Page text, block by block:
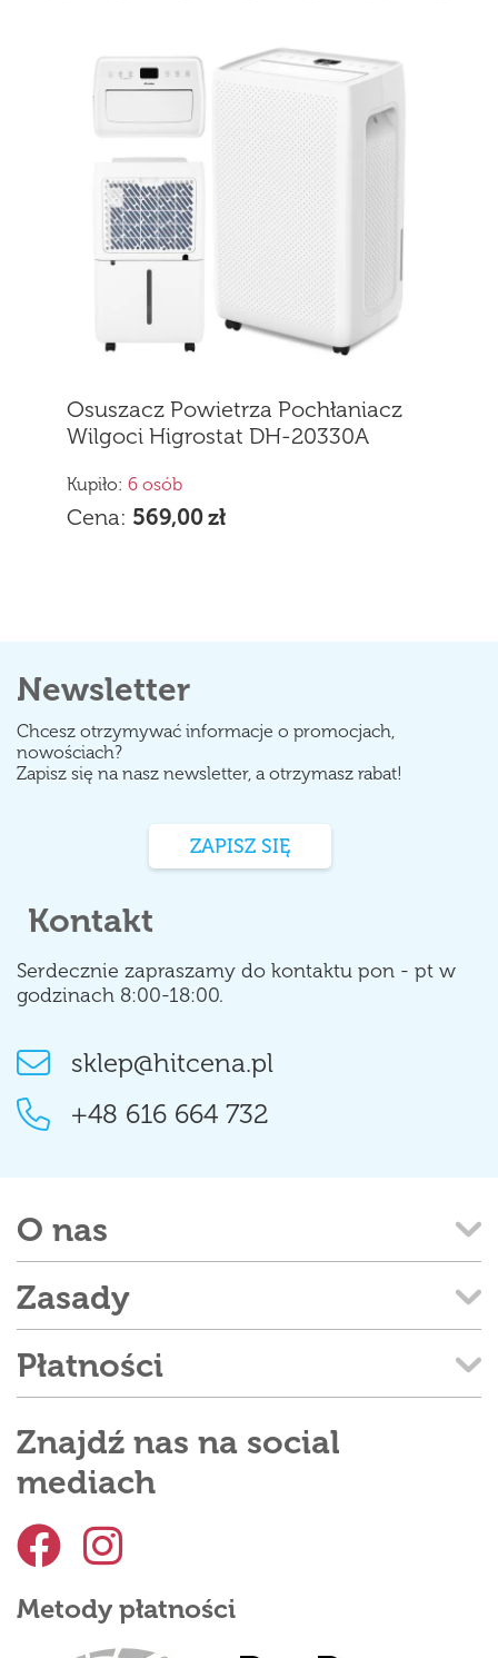
Osuszacz Powietrza Pochłaniacz
Wilgoci Higrostat DH-20330A
Kupiło: 6 osób
Cena: 569,00zł
Newsletter
Chcesz otrzymywać informacje o promocjach,
nowościach?
Zapisz się na nasz newsletter, a otrzymasz rabat!
ZAPISZ SIĘ
Kontakt
Serdecznie zapraszamy do kontaktu pon - pt w
godzinach 8:00-18:00.
sklep@hitcena.pl
+48 616 664 732
O nas
Zasady
Płatności
Znajdź nas na social
mediach
Metody płatności